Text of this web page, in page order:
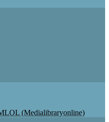
(Medialibraryonline)